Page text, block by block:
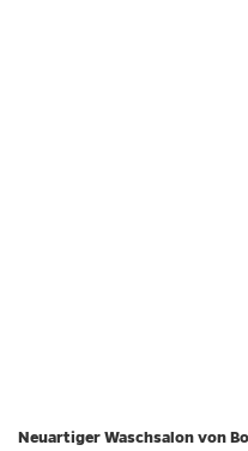
Neuartiger Waschsalon von